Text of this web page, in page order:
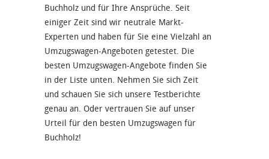
Buchholz und für Ihre Ansprüche. Seit
einiger Zeit sind wir neutrale Markt-
Experten und haben für Sie eine Vielzahl an
Umzugswagen-Angeboten getestet. Die
besten Umzugswagen-Angebote finden Sie
in der Liste unten. Nehmen Sie sich Zeit
und schauen Sie sich unsere Testberichte
genau an. Oder vertrauen Sie auf unser
Urteil für den besten Umzugswagen für
Buchholz!